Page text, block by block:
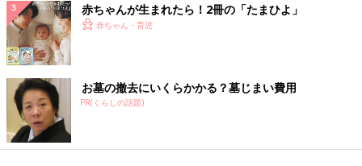
「夫のやることなすことにイライラする。産後1年以上たった今
でもそう」（Gad）
苦手意識にさらに拍車がかかる義家族にガルガル
「とにかく我が子を誰にも会わせたくない時期がありました。義
母と義妹にはひときわイライラしていました」（みーちゃん、）
赤ちゃんが生まれたら！2冊の「たまひよ」
赤ちゃん・育児
お墓の撤去にいくらかかる？墓じまい費用
PR(くらしの話題)